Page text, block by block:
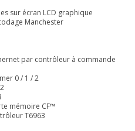
sur écran LCD graphique
Manchester
par contrôleur à commande
0 / 1 / 2
mémoire CF™
T6963